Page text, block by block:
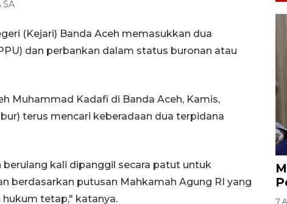
SA
(Kejari) Banda Aceh memasukkan dua
dan perbankan dalam status buronan atau
Muhammad Kadafi di Banda Aceh, Kamis,
terus mencari keberadaan dua terpidana
kali dipanggil secara patut untuk
berdasarkan putusan Mahkamah Agung RI yang
tetap," katanya.
7